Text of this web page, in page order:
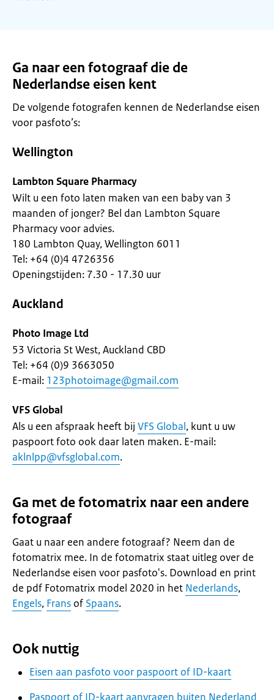
Ga naar een fotograaf die de
Nederlandse eisen kent
De volgende fotografen kennen de Nederlandse eisen
voor pasfoto’s:
Wellington
Lambton Square Pharmacy
Wilt u een foto laten maken van een baby van 3
maanden of jonger? Bel dan Lambton Square
Pharmacy voor advies.
180 Lambton Quay, Wellington 6011
Tel: +64 (0)4 4726356
Openingstijden: 7.30 - 17.30 uur
Auckland
Photo Image Ltd
53 Victoria St West, Auckland CBD
Tel: +64 (0)9 3663050
E-mail: 123photoimage@gmail.com
VFS Global
Als u een afspraak heeft bij VFS Global, kunt u uw
paspoort foto ook daar laten maken. E-mail:
aklnlpp@vfsglobal.com.
Ga met de fotomatrix naar een andere
fotograaf
Gaat u naar een andere fotograaf? Neem dan de
fotomatrix mee. In de fotomatrix staat uitleg over de
Nederlandse eisen voor pasfoto's. Download en print
de pdf Fotomatrix model 2020 in het Nederlands,
Engels, Frans of Spaans.
Ook nuttig
Eisen aan pasfoto voor paspoort of ID-kaart
Paspoort of ID-kaart aanvragen buiten Nederland